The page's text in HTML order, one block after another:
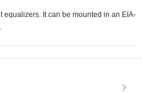
It can be mounted in an EIA-